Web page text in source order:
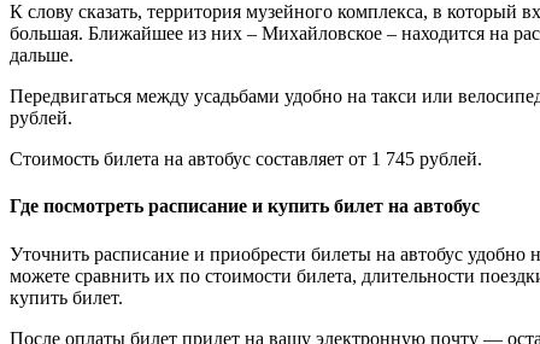
К слову сказать, территория музейного комплекса, в который
большая. Ближайшее из них – Михайловское – находится на
дальше.
Передвигаться между усадьбами удобно на такси или
рублей.
Стоимость билета на автобус составляет от 1 745 рублей.
Где посмотреть расписание и купить билет на автобус
Уточнить расписание и приобрести билеты на автобус удобно
можете сравнить их по стоимости билета, длительности
купить билет.
После оплаты билет придет на вашу электронную почту —